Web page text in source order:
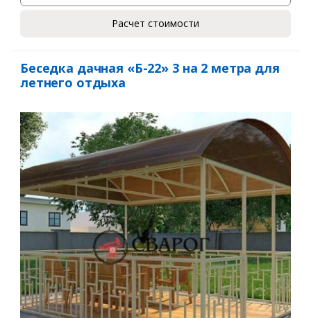
Расчет стоимости
Беседка дачная «Б-22» 3 на 2 метра для
летнего отдыха